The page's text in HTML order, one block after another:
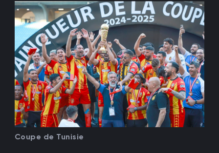
Coupe de Tunisie